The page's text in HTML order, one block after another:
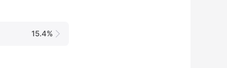
15.4%